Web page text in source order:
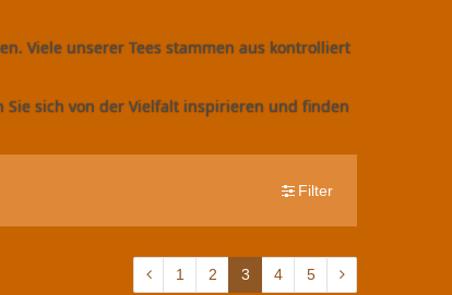
Viele unserer Tees stammen aus kontrolliert
Sie sich von der Vielfalt inspirieren und finden
Filter
1 2 3 4 5